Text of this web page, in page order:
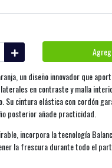
un diseño innovador que
en contraste y malla
Su cintura elástica con cordón
posterior añade practicidad.
incorpora la tecnología
la frescura durante todo el